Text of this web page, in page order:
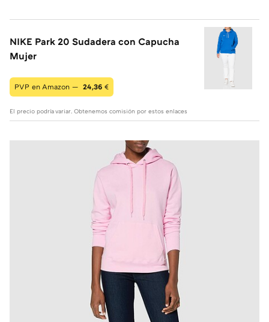
NIKE Park 20 Sudadera con Capucha
Mujer
PVP en Amazon — 24,36 €
El precio podría variar. Obtenemos comisión por estos enlaces